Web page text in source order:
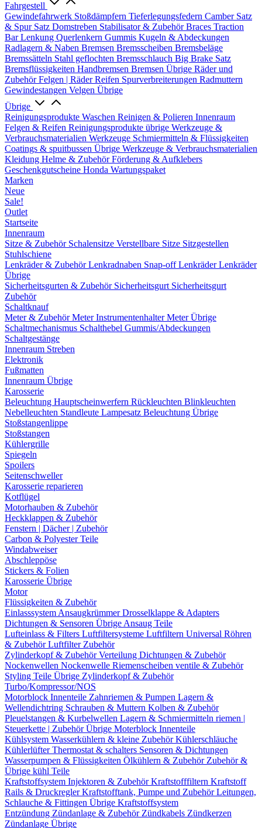
Fahrgestell
Gewindefahrwerk Stoßdämpfern Tieferlegungsfedern Camber Satz
& Spur Satz Domstreben Stabilisator & ZubehörBraces Traction
BarLenkung Querlenkern Gummis Kugeln & Abdeckungen
Radlagern & Naben Bremsen Bremsscheiben Bremsbeläge
Bremssätteln Stahl geflochten Bremsschlauch Big Brake Satz
Bremsflüssigkeiten Handbremsen Bremsen Übrige Räder und
ZubehörFelgen | RäderReifen Spurverbreiterungen Radmuttern
Gewindestangen Velgen Übrige
Übrige
Reinigungsprodukte Waschen Reinigen & Polieren Innenraum
Felgen & Reifen Reinigungsprodukte übrige Werkzeuge &
Verbrauchsmaterialien Werkzeuge Schmiermitteln & Flüssigkeiten
Coatings & spuitbussen Übrige Werkzeuge & Verbrauchsmaterialien
Kleidung Helme & ZubehörFörderung & Aufklebers
Geschenkgutscheine Honda Wartungspaket
Marken
Neue
Sale!
Outlet
Startseite
Innenraum
Sitze & Zubehör Schalensitze Verstellbare Sitze Sitzgestellen
Stuhlschiene
Lenkräder & ZubehörLenkradnaben Snap-offLenkräderLenkräder
Übrige
Sicherheitsgurten & Zubehör Sicherheitsgurt Sicherheitsgurt
Zubehör
Schaltknauf
Meter & ZubehörMeterInstrumentenhalterMeter Übrige
Schaltmechanismus Schalthebel Gummis/Abdeckungen
Schaltgestänge
Innenraum Streben
Elektronik
Fußmatten
Innenraum Übrige
Karosserie
Beleuchtung Hauptscheinwerfern Rückleuchten Blinkleuchten
Nebelleuchten Standleute Lampesatz Beleuchtung Übrige
Stoßstangenlippe
Stoßstangen
Kühlergrille
Spiegeln
Spoilers
Seitenschweller
Karosserie reparieren
Kotflügel
Motorhauben & Zubehör
Heckklappen & Zubehör
Fenstern | Dächer | Zubehör
Carbon & Polyester Teile
Windabweiser
Abschleppöse
Stickers & Folien
Karosserie Übrige
Motor
Flüssigkeiten & Zubehör
Einlasssystem AnsaugkrümmerDrosselklappe & Adapters
Dichtungen & Sensoren Übrige Ansaug Teile
Lufteinlass & Filters Luftfiltersysteme Luftfiltern Universal Röhren
& ZubehörLuftfilter Zubehör
Zylinderkopf & ZubehörVerteilung Dichtungen & Zubehör
Nockenwellen Nockenwelle Riemenscheiben ventile & Zubehör
Styling Teile Übrige Zylinderkopf & Zubehör
Turbo/Kompressor/NOS
Motorblock Innenteile Zahnriemen & Pumpen Lagern &
Wellendichtring Schrauben & Muttern Kolben & Zubehör
Pleuelstangen & Kurbelwellen Lagern & Schmiermitteln riemen |
Steuerkette | ZubehörÜbrige Moterblock Innenteile
Kühlsystem Wasserkühlern & kleine ZubehörKühlerschläuche
KühlerlüfterThermostat & schalters Sensoren & Dichtungen
Wasserpumpen & Flüssigkeiten Ölkühlern & Zubehör Zubehör &
Übrige kühl Teile
Kraftstoffsystem Injektoren & ZubehörKraftstofffiltern Kraftstoff
Rails & DruckreglerKraftstofftank, Pumpe und ZubehörLeitungen,
Schlauche & Fittingen Übrige Kraftstoffsystem
Entzündung Zündanlage & Zubehör Zündkabels Zündkerzen
Zündanlage Übrige